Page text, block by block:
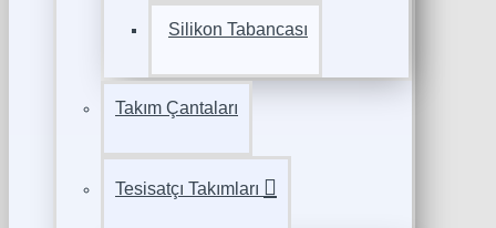
Silikon Tabancası
Takım Çantaları
Tesisatçı Takımları